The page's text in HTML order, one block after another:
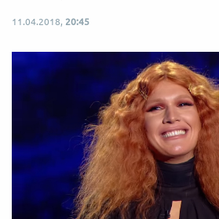
11.04.2018, 20:45